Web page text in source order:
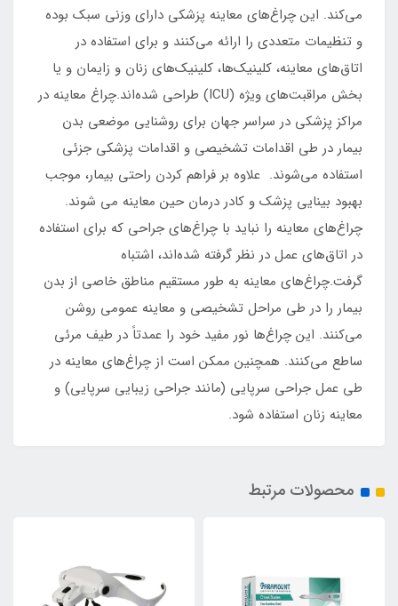
می‌کند. این چراغ‌های معاینه پزشکی دارای وزنی سبک بوده
و تنظیمات متعددی را ارائه می‌کنند و برای استفاده در
اتاق‌های معاینه، کلینیک‌ها، کلینیک‌های زنان و زایمان و یا
بخش مراقبت‌های ویژه (ICU) طراحی شده‌اند.چراغ معاینه در
مراکز پزشکی در سراسر جهان برای روشنایی موضعی بدن
بیمار در طی اقدامات تشخیصی و اقدامات پزشکی جزئی
استفاده می‌شوند. علاوه بر فراهم کردن راحتی بیمار، موجب
بهبود بینایی پزشک و کادر درمان حین معاینه می شوند.
چراغ‌های معاینه را نباید با چراغ‌های جراحی که برای استفاده
در اتاق‌های عمل در نظر گرفته شده‌اند، اشتباه
گرفت.چراغ‌های معاینه به طور مستقیم مناطق خاصی از بدن
بیمار را در طی مراحل تشخیصی و معاینه عمومی روشن
می‌کنند. این چراغ‌ها نور مفید خود را عمدتاً در طیف مرئی
ساطع می‌کنند. همچنین ممکن است از چراغ‌های معاینه در
طی عمل جراحی سرپایی (مانند جراحی زیبایی سرپایی) و
معاینه زنان استفاده شود.
محصولات مرتبط